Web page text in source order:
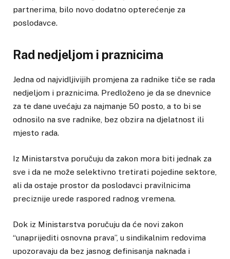
partnerima, bilo novo dodatno opterećenje za
poslodavce.
Rad nedjeljom i praznicima
Jedna od najvidljivijih promjena za radnike tiče se rada
nedjeljom i praznicima. Predloženo je da se dnevnice
za te dane uvećaju za najmanje 50 posto, a to bi se
odnosilo na sve radnike, bez obzira na djelatnost ili
mjesto rada.
Iz Ministarstva poručuju da zakon mora biti jednak za
sve i da ne može selektivno tretirati pojedine sektore,
ali da ostaje prostor da poslodavci pravilnicima
preciznije urede raspored radnog vremena.
Dok iz Ministarstva poručuju da će novi zakon
“unaprijediti osnovna prava”, u sindikalnim redovima
upozoravaju da bez jasnog definisanja naknada i